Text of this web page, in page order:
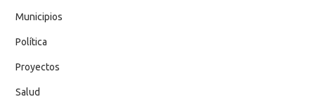
Municipios
Política
Proyectos
Salud